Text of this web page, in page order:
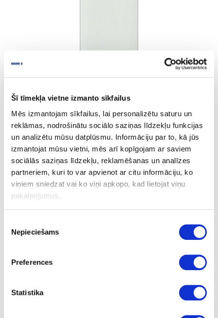
Šī tīmekļa vietne izmanto sīkfailus
Mēs izmantojam sīkfailus, lai personalizētu saturu un
reklāmas, nodrošinātu sociālo saziņas līdzekļu funkcijas
un analizētu mūsu datplūsmu. Informāciju par to, kā jūs
izmantojat mūsu vietni, mēs arī kopīgojam ar saviem
sociālās saziņas līdzekļu, reklamēšanas un analīzes
partneriem, kuri to var apvienot ar citu informāciju, ko
viņiem sniedzat vai ko viņi apkopo, kad lietojat viņu
pakalpojumus.
izvēle
Nepieciešams
Preferences
Statistika
Pearl Grey
Ask question
Share product link
Print